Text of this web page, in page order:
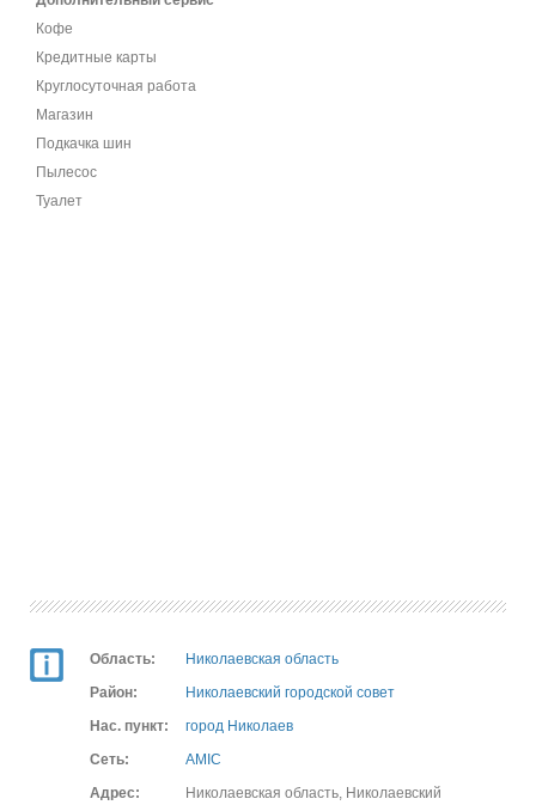
Кофе
Кредитные карты
Круглосуточная работа
Магазин
Подкачка шин
Пылесос
Туалет
Область:
Николаевская область
Район:
Николаевский городской совет
Нас. пункт:
город Николаев
Сеть:
AMIC
Адрес:
Николаевская область, Николаевский